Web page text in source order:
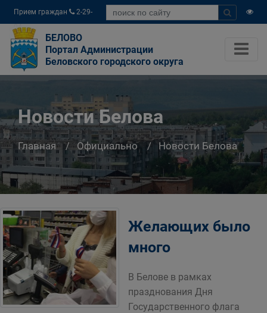
Прием граждан
2-29-
04
БЕЛОВО
Портал Администрации
Беловского городского округа
Новости Белова
Главная Официально Новости Белова
Желающих было
много
В Белове в рамках
празднования Дня
Государственного флага